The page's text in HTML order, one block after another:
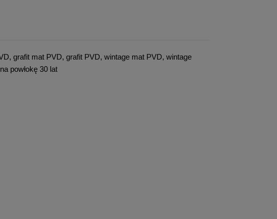
grafit mat PVD, grafit PVD, wintage mat PVD, wintage
powłokę 30 lat